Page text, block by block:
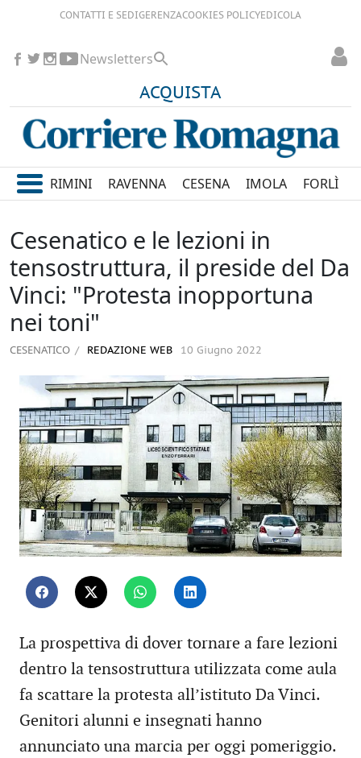
CONTATTI E SEDIGERENZACOOKIES POLICYEDICOLA
ACQUISTA
Newsletters
RIMINI RAVENNA CESENA IMOLA FORLÌ
Cesenatico e le lezioni in
tensostruttura, il preside del Da
Vinci: "Protesta inopportuna
nei toni"
CESENATICO REDAZIONE WEB 10 Giugno 2022
La prospettiva di dover tornare a fare lezioni
dentro la tensostruttura utilizzata come aula
fa scattare la protesta all’istituto Da Vinci.
Genitori alunni e insegnati hanno
annunciato una marcia per oggi pomeriggio.